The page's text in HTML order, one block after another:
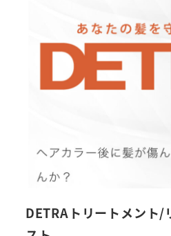
DETRAトリートメント/